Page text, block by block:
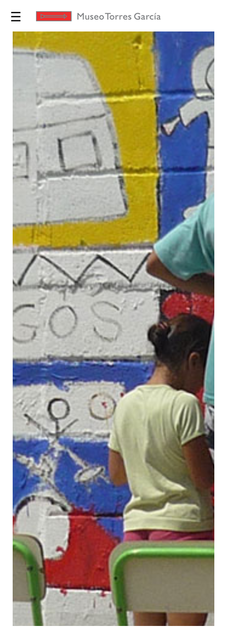
Exposiciones
Torres
García
Museo
Educación
Yo te
Invito
Tienda
Novedades
Contacto
☰